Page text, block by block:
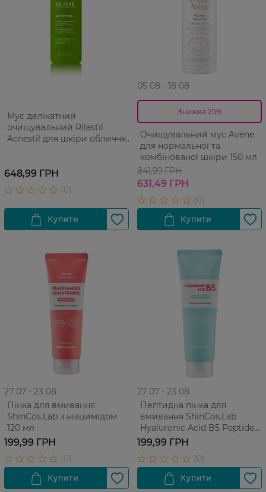
Мус делікатний
очищувальний Rilastil
Acnestil для шкіри обличчя
648,99 ГРН
05 08 - 18 08
Знижка 25%
Очищувальний мус Avene
для нормальної та
комбінованої шкіри 150 мл
841,99 ГРН
631,49 ГРН
27 07 - 23 08
Пінка для вмивання
ShinCos.Lab з ніацимідом
120 мл
199,99 ГРН
27 07 - 23 08
Пептидна пінка для
вмивання ShinCos.Lab
Hyaluronic Acid B5 Peptide
120 мл
199,99 ГРН